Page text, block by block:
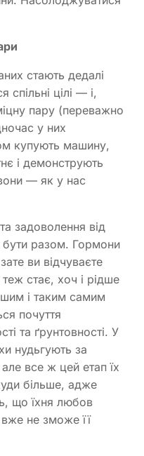
стають дедалі
цілі — і,
пару (переважно
у них
купують машину,
і демонструють
— як у нас
задоволення від
разом. Гормони
ви відчуваєте
стає, хоч і рідше
і таким самим
почуття
та ґрунтовності. У
нудьгують за
все ж цей етап їх
більше, адже
що їхня любов
вже не зможе її